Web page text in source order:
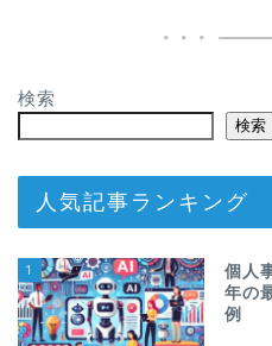
検索
検索
人気記事ランキング
1
個人
年の
例